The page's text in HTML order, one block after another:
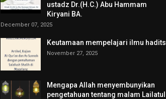
ustadz Dr.(H.C.) Abu Hammam
Kiryani BA.
December 07, 2025
Keutamaan mempelajari ilmu hadits
November 27, 2025
Mengapa Allah menyembunyikan
pengetahuan tentang malam Lailatul